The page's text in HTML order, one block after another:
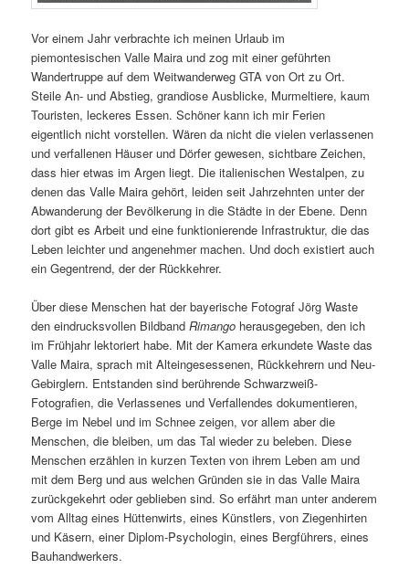
Vor einem Jahr verbrachte ich meinen Urlaub im
piemontesischen Valle Maira und zog mit einer geführten
Wandertruppe auf dem Weitwanderweg GTA von Ort zu Ort.
Steile An- und Abstieg, grandiose Ausblicke, Murmeltiere, kaum
Touristen, leckeres Essen. Schöner kann ich mir Ferien
eigentlich nicht vorstellen. Wären da nicht die vielen verlassenen
und verfallenen Häuser und Dörfer gewesen, sichtbare Zeichen,
dass hier etwas im Argen liegt. Die italienischen Westalpen, zu
denen das Valle Maira gehört, leiden seit Jahrzehnten unter der
Abwanderung der Bevölkerung in die Städte in der Ebene. Denn
dort gibt es Arbeit und eine funktionierende Infrastruktur, die das
Leben leichter und angenehmer machen. Und doch existiert auch
ein Gegentrend, der der Rückkehrer.
Über diese Menschen hat der bayerische Fotograf Jörg Waste
den eindrucksvollen BildbandRimango herausgegeben, den ich
im Frühjahr lektoriert habe. Mit der Kamera erkundete Waste das
Valle Maira, sprach mit Alteingesessenen, Rückkehrern und Neu-
Gebirglern. Entstanden sind berührende Schwarzweiß-
Fotografien, die Verlassenes und Verfallendes dokumentieren,
Berge im Nebel und im Schnee zeigen, vor allem aber die
Menschen, die bleiben, um das Tal wieder zu beleben. Diese
Menschen erzählen in kurzen Texten von ihrem Leben am und
mit dem Berg und aus welchen Gründen sie in das Valle Maira
zurückgekehrt oder geblieben sind. So erfährt man unter anderem
vom Alltag eines Hüttenwirts, eines Künstlers, von Ziegenhirten
und Käsern, einer Diplom-Psychologin, eines Bergführers, eines
Bauhandwerkers.